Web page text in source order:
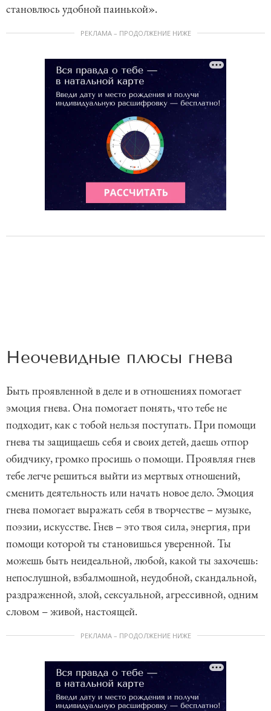
становлюсь удобной паинькой».
РЕКЛАМА – ПРОДОЛЖЕНИЕ НИЖЕ
Неочевидные плюсы гнева
Быть проявленной в деле и в отношениях помогает
эмоция гнева. Она помогает понять, что тебе не
подходит, как с тобой нельзя поступать. При помощи
гнева ты защищаешь себя и своих детей, даешь отпор
обидчику, громко просишь о помощи. Проявляя гнев
тебе легче решиться выйти из мертвых отношений,
сменить деятельность или начать новое дело. Эмоция
гнева помогает выражать себя в творчестве – музыке,
поэзии, искусстве. Гнев – это твоя сила, энергия, при
помощи которой ты становишься уверенной. Ты
можешь быть неидеальной, любой, какой ты захочешь:
непослушной, взбалмошной, неудобной, скандальной,
раздраженной, злой, сексуальной, агрессивной, одним
словом – живой, настоящей.
РЕКЛАМА – ПРОДОЛЖЕНИЕ НИЖЕ